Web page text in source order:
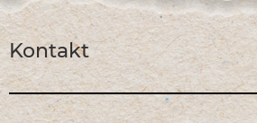
Kontakt